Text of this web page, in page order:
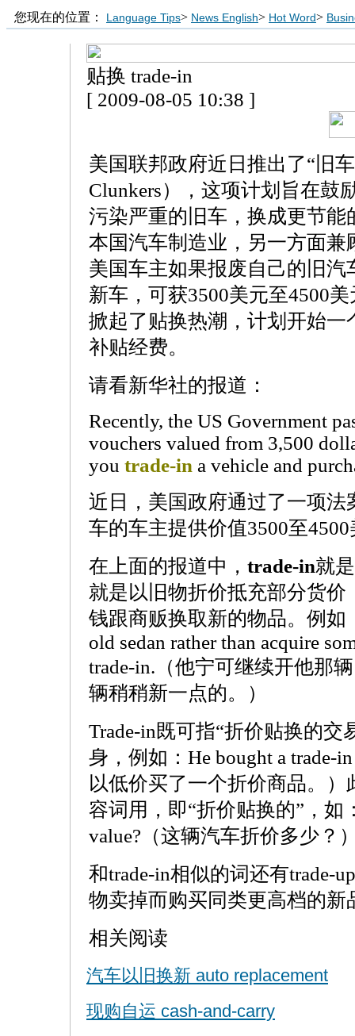
您现在的位置： Language Tips> News English> Hot Word>
贴换 trade-in
[ 2009-08-05 10:38 ]
美国联邦政府近日推出了“旧
Clunkers），这项计划旨在鼓
污染严重的旧车，换成更节
本国汽车制造业，另一方面
美国车主如果报废自己的旧
新车，可获3500美元至4500
掀起了贴换热潮，计划开始一
补贴经费。
请看新华社的报道：
Recently, the US Government
vouchers valued from 3,500
you trade-in a vehicle and
近日，美国政府通过了一项
车的车主提供价值3500至
在上面的报道中， trade-in就
就是以旧物折价抵充部分货
钱跟商贩换取新的物品。例如
old sedan rather than acquire
trade-in.（他宁可继续开他那
辆稍稍新一点的。）
Trade-in既可指“折价贴换的交
身，例如：He bought a trade-
以低价买了一个折价商品。）
容词用，即“折价贴换的”，如
value?（这辆汽车折价多少？
和trade-in相似的词还有trade-
物卖掉而购买同类更高档的新
相关阅读
汽车以旧换新 auto replacement
现购自运 cash-and-carry